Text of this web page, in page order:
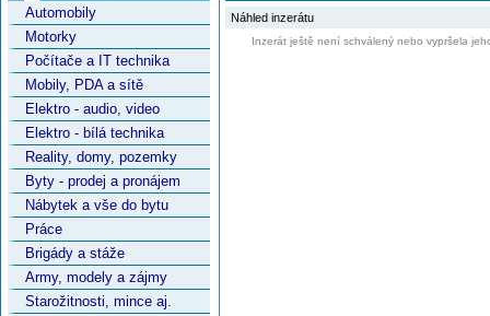
Automobily
Motorky
Počítače a IT technika
Mobily, PDA a sítě
Elektro - audio, video
Elektro - bílá technika
Reality, domy, pozemky
Byty - prodej a pronájem
Nábytek a vše do bytu
Práce
Brigády a stáže
Army, modely a zájmy
Starožitnosti, mince aj.
Náhled inzerátu
Inzerát ještě není schválený nebo vypršela